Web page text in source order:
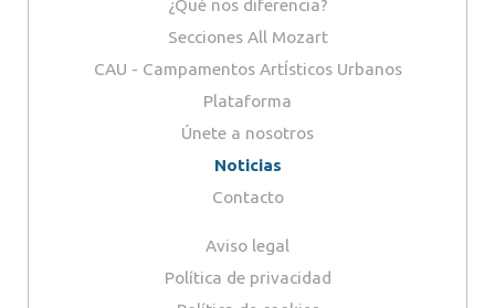
¿Qué nos diferencia?
Secciones All Mozart
CAU - Campamentos ArtÍsticos Urbanos
Plataforma
Únete a nosotros
Noticias
Contacto
Aviso legal
Política de privacidad